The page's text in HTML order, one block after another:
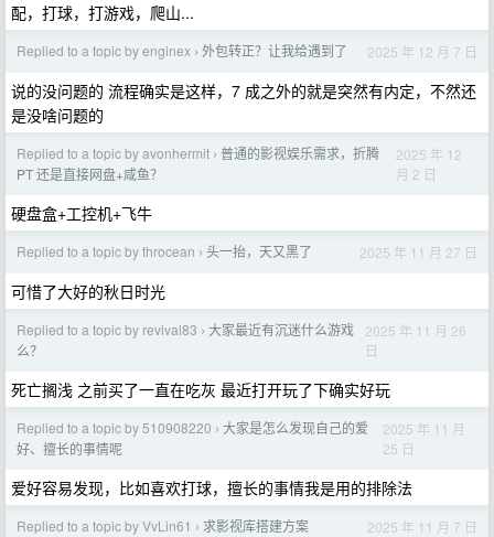
配，打球，打游戏，爬山...
Replied to a topic by enginex › 外包转正？让我给遇到了 2025 年 12 月 7 日
说的没问题的 流程确实是这样，7 成之外的就是突然有内定，不然还
是没啥问题的
Replied to a topic by avonhermit › 普通的影视娱乐需求，折腾
PT 还是直接网盘+咸鱼？
2025 年 12
月 2 日
硬盘盒+工控机+飞牛
Replied to a topic by throcean › 头一抬，天又黑了 2025 年 11 月 27 日
可惜了大好的秋日时光
Replied to a topic by revival83 › 大家最近有沉迷什么游戏
么？
2025 年 11 月 26
日
死亡搁浅 之前买了一直在吃灰 最近打开玩了下确实好玩
Replied to a topic by 510908220 › 大家是怎么发现自己的爱
好、擅长的事情呢
2025 年 11 月
25 日
爱好容易发现，比如喜欢打球，擅长的事情我是用的排除法
Replied to a topic by VvLin61 › 求影视库搭建方案 2025 年 11 月 7 日